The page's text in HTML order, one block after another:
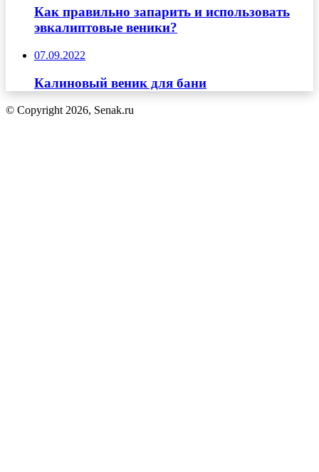
Как правильно запарить и использовать
эвкалиптовые веники?
07.09.2022
Калиновый веник для бани
© Copyright 2026, Senak.ru